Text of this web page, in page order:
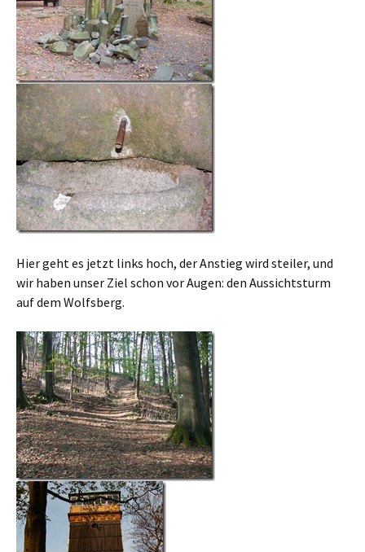
Hier geht es jetzt links hoch, der Anstieg wird steiler, und
wir haben unser Ziel schon vor Augen: den Aussichtsturm
auf dem Wolfsberg.